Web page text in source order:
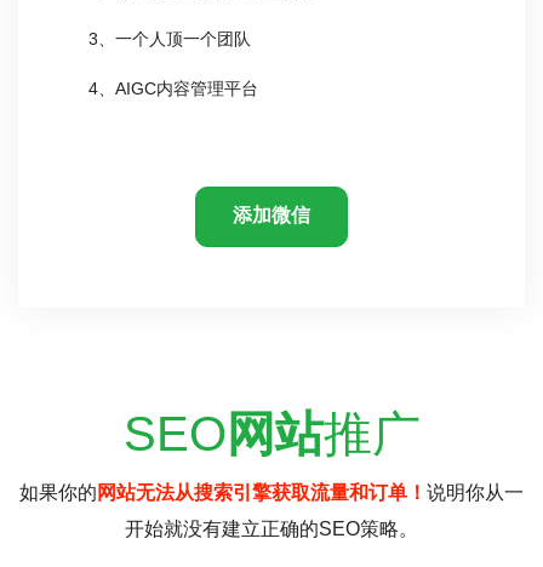
3、一个人顶一个团队
4、AIGC内容管理平台
添加微信
SEO 网站推广
如果你的 网站无法从搜索引擎获取流量和订单！ 说明你从一
开始就没有建立正确的SEO策略。